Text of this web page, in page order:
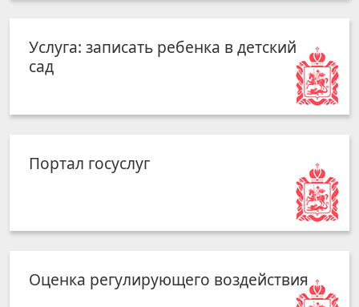
Услуга: записать ребенка в детский
сад
Портал госуслуг
Оценка регулирующего воздействия